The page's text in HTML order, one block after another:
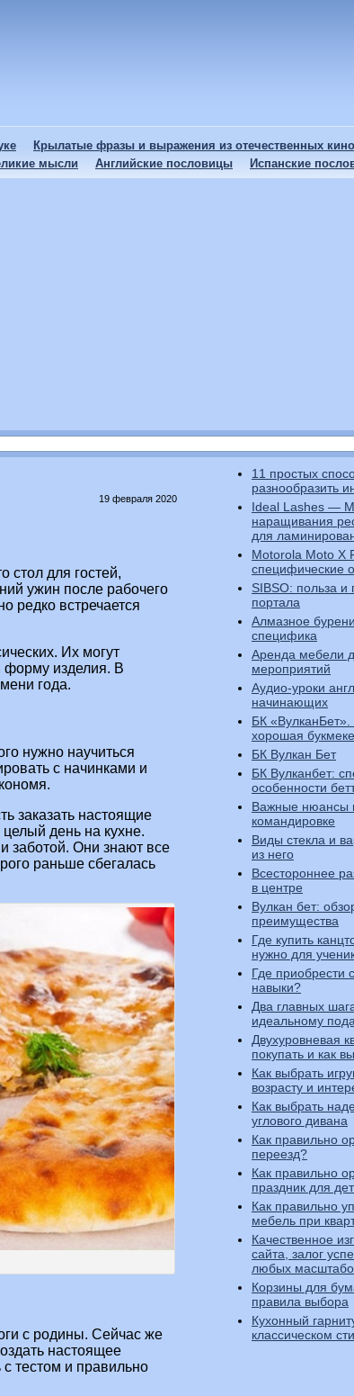
Крылатые фразы и выражения из отечественных
мысли Английские пословицы Испанские
19 февраля 2020
стол для гостей,
ужин после рабочего
редко встречается
Их могут
форму изделия. В
года.
нужно научиться
с начинками и
заказать настоящие
день на кухне.
заботой. Они знают все
раньше сбегалась
с родины. Сейчас же
настоящее
тестом и правильно
11 простых
разнообразить
Ideal Lashes —
наращивания
для
Motorola Moto X
специфические
SIBSO: польза
портала
Алмазное
специфика
Аренда мебели
мероприятий
Аудио-уроки
начинающих
БК «ВулканБет».
хорошая
БК Вулкан Бет
БК Вулканбет:
особенности
Важные нюансы
командировке
Виды стекла и
из него
Всестороннее
в центре
Вулкан бет:
преимущества
Где купить
нужно для
Где приобрести
навыки?
Два главных
идеальному
Двухуровневая
покупать и как
Как выбрать
возрасту и
Как выбрать
углового дивана
Как правильно
переезд?
Как правильно
праздник для
Как правильно
мебель при
Качественное
сайта, залог
любых
Корзины для
правила выбора
Кухонный
классическом